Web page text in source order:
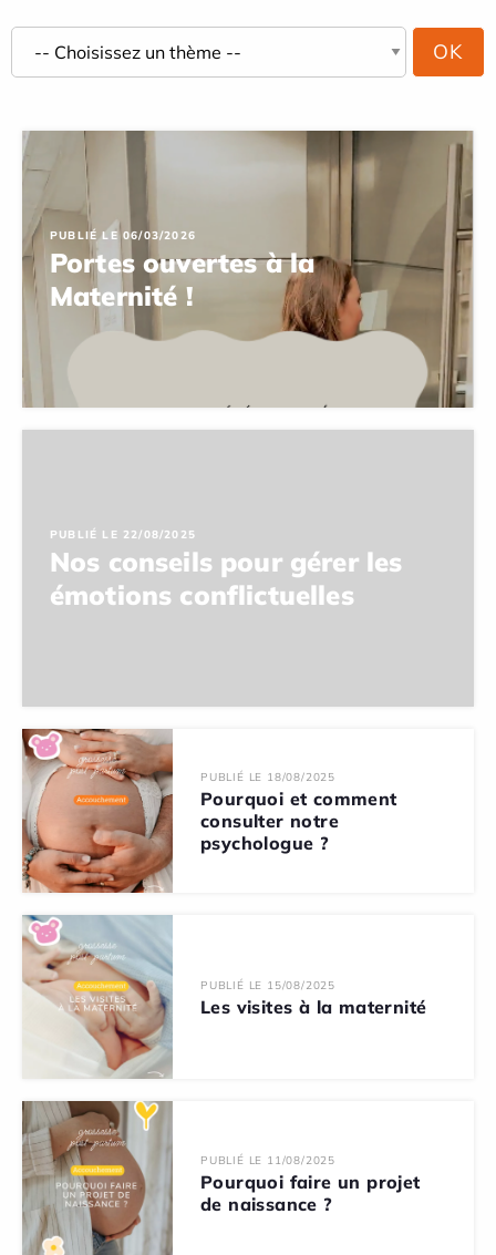
PUBLIÉ LE 06/03/2026
Portes ouvertes à la
Maternité !
PUBLIÉ LE 22/08/2025
Nos conseils pour gérer les
émotions conflictuelles
PUBLIÉ LE 18/08/2025
Pourquoi et comment
consulter notre
psychologue ?
PUBLIÉ LE 15/08/2025
Les visites à la maternité
PUBLIÉ LE 11/08/2025
Pourquoi faire un projet
de naissance ?